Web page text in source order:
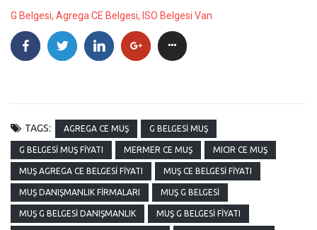
G Belgesi, Agrega CE Belgesi, ISO Belgesi Van
TAGS: AGREGA CE MUŞ G BELGESI MUŞ
G BELGESI MUŞ FIYATI MERMER CE MUŞ MICIR CE MUŞ
MUŞ AGREGA CE BELGESI FIYATI MUŞ CE BELGESI FIYATI
MUŞ DANIŞMANLIK FIRMALARI MUŞ G BELGESI
MUŞ G BELGESI DANIŞMANLIK MUŞ G BELGESI FIYATI